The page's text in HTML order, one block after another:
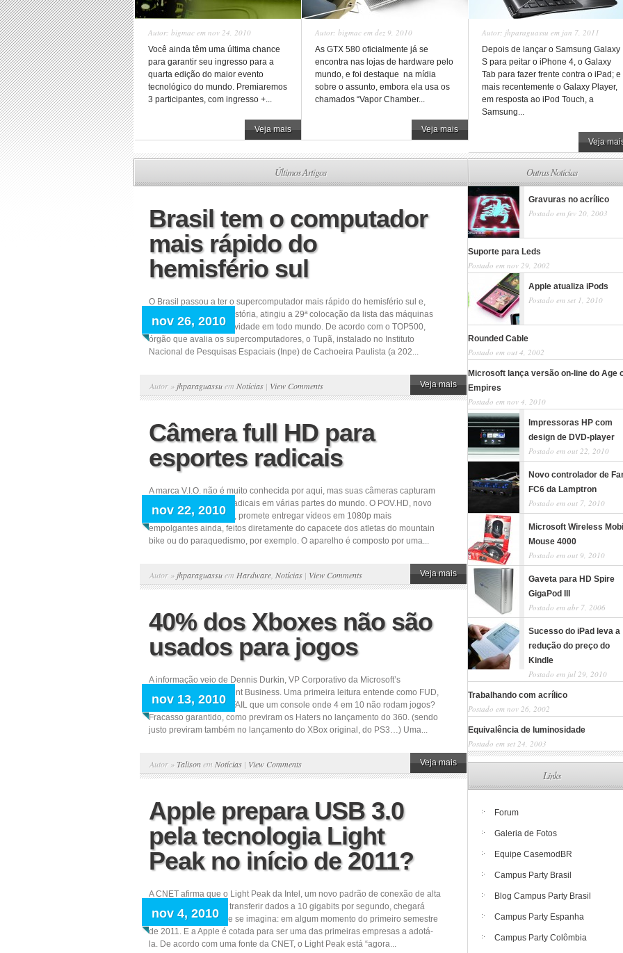
Autor: bigmac em nov 24, 2010
Você ainda têm uma última chance
para garantir seu ingresso para a
quarta edição do maior evento
tecnológico do mundo. Premiaremos
3 participantes, com ingresso +...
Veja mais
Autor: bigmac em dez 9, 2010
As GTX 580 oficialmente já se
encontra nas lojas de hardware pelo
mundo, e foi destaque na mídia
sobre o assunto, embora ela usa os
chamados “Vapor Chamber...
Veja mais
Autor: jhparaguassu em jan 7, 2011
Depois de lançar o Samsung Galaxy
S para peitar o iPhone 4, o Galaxy
Tab para fazer frente contra o iPad; e
mais recentemente o Galaxy Player,
em resposta ao iPod Touch, a
Samsung...
Veja
Últimos Artigos
Brasil tem o computador
mais rápido do
hemisfério sul
nov 26, 2010
O Brasil passou a ter o supercomputador mais rápido do hemisfério sul e,
pela primeira vez na história, atingiu a 29ª colocação da lista das máquinas
mais poderosas em atividade em todo mundo. De acordo com o TOP500,
órgão que avalia os supercomputadores, o Tupã, instalado no Instituto
Nacional de Pesquisas Espaciais (Inpe) de Cachoeira Paulista (a 202...
Autor » jhparaguassuem Notícias | View Comments Veja mais
Câmera full HD para
esportes radicais
nov 22, 2010
A marca V.I.O. não é muito conhecida por aqui, mas suas câmeras capturam
imagens de esportes radicais em várias partes do mundo. O POV.HD, novo
aparelho da fabricante, promete entregar vídeos em 1080p mais
empolgantes ainda, feitos diretamente do capacete dos atletas do mountain
bike ou do paraquedismo, por exemplo. O aparelho é composto por uma...
Autor » jhparaguassuem Hardware Notícias | View Comments Veja mais
40% dos Xboxes não são
usados para jogos
nov 13, 2010
A informação veio de Dennis Durkin, VP Corporativo da Microsoft’s
Interactive Entertainment Business. Uma primeira leitura entende como FUD,
afinal que coisa mais FAIL que um console onde 4 em 10 não rodam jogos?
Fracasso garantido, como previram os Haters no lançamento do 360. (sendo
justo previram também no lançamento do XBox original, do PS3…) Uma...
Autor » Talisonem Notícias | View Comments Veja mais
Apple prepara USB 3.0
pela tecnologia Light
Peak no início de 2011?
nov 4, 2010
A CNET afirma que o Light Peak da Intel, um novo padrão de conexão de alta
velocidade capaz de transferir dados a 10 gigabits por segundo, chegará
mais em breve do que se imagina: em algum momento do primeiro semestre
de 2011. E a Apple é cotada para ser uma das primeiras empresas a adotá-
la. De acordo com uma fonte da CNET, o Light Peak está “agora...
Outras Notícias
Gravuras no acrílico
Postado em fev 20, 2003
Suporte para Leds
Postado em nov 29, 2002
Apple atualiza iPods
Postado em set 1, 2010
Rounded Cable
Postado em out 4, 2002
Microsoft lança versão on-line do Age
Empires
Postado em nov 4, 2010
Impressoras HP com
design de DVD-player
Postado em out 22, 2010
Novo controlador de
FC6 da Lamptron
Postado em out 7, 2010
Microsoft Wireless
Mouse 4000
Postado em out 9, 2010
Gaveta para HD Spire
GigaPod III
Postado em abr 7, 2006
Sucesso do iPad leva a
redução do preço do
Kindle
Postado em jul 29, 2010
Trabalhando com acrílico
Postado em nov 26, 2002
Equivalência de luminosidade
Postado em set 24, 2003
Links
Forum
Galeria de Fotos
Equipe CasemodBR
Campus Party Brasil
Blog Campus Party Brasil
Campus Party Espanha
Campus Party Colômbia